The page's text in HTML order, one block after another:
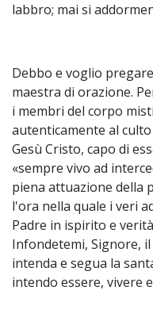
labbro; mai si
Debbo e voglio
maestra di orazione.
i membri del corpo
autenticamente al
Gesù Cristo, capo di
«sempre vivo ad
piena attuazione della
l'ora nella quale i veri
Padre in ispirito e
Infondetemi, Signore,
intenda e segua la
intendo essere, vivere